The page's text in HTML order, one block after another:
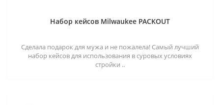
Набор кейсов Milwaukee PACKOUT
Сделала подарок для мужа и не пожалела! Самый лучший
набор кейсов для использования в суровых условиях
стройки ..